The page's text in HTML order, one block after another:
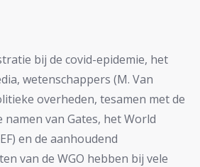
bij de covid-epidemie, het
wetenschappers (M. Van
overheden, tesamen met de
van Gates, het World
en de aanhoudend
van de WGO hebben bij vele